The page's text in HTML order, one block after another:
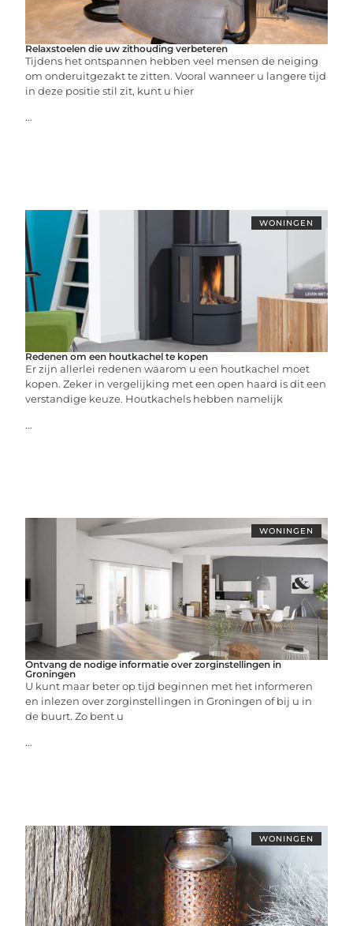
Relaxstoelen die uw zithouding verbeteren
Tijdens het ontspannen hebben veel mensen de neiging
om onderuitgezakt te zitten. Vooral wanneer u langere tijd
in deze positie stil zit, kunt u hier
...
WONINGEN
Redenen om een houtkachel te kopen
Er zijn allerlei redenen waarom u een houtkachel moet
kopen. Zeker in vergelijking met een open haard is dit een
verstandige keuze. Houtkachels hebben namelijk
...
WONINGEN
Ontvang de nodige informatie over zorginstellingen in
Groningen
U kunt maar beter op tijd beginnen met het informeren
en inlezen over zorginstellingen in Groningen of bij u in
de buurt. Zo bent u
...
WONINGEN